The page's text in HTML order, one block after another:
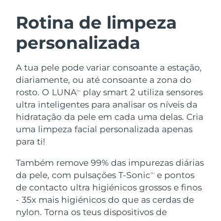
Rotina de limpeza
personalizada
A tua pele pode variar consoante a estação,
diariamente, ou até consoante a zona do
rosto. O LUNATM
play smart 2 utiliza sensores
ultra inteligentes para analisar os níveis da
hidratação da pele em cada uma delas. Cria
uma limpeza facial personalizada apenas
para ti!
Também remove 99% das impurezas diárias
da pele, com pulsações T-SonicTM
e pontos
de contacto ultra higiénicos grossos e finos
- 35x mais higiénicos do que as cerdas de
nylon. Torna os teus dispositivos de
LUNA™ 4 kit
Anti-aging massage
LUNA™ 4 Plus
LUNA™ 4 Men
For men, anti-aging massage
BEAR™ 2 kit
Microcurrent toning
BEAR™ 2 go
BEAR™ 2 eyes & lips
Microcurrent line smoothing device
Hidratação
UFO™ 3 kit
UFO™ 3 LED
Near-infrared and red light therapy
device
Cuidado oral
issa™ 4 plus
Smart hybrid silicone sonic toothbrush
TRATAMENTO ANTIENVELHECIMENTO
FAQ™
Antienvelhecimento Tratamentos LED
NEW
Áustria
Barein Entrega prevista
Bélgica
Bermudas Entrega prevista8/18/26
Bósnia e
Herzegovina
Entrega prevista 8/15/26
Brunei
Bulgária Entrega prevista8/12/26
Canadá Entrega prevista8/16/26
Chile Entrega prevista